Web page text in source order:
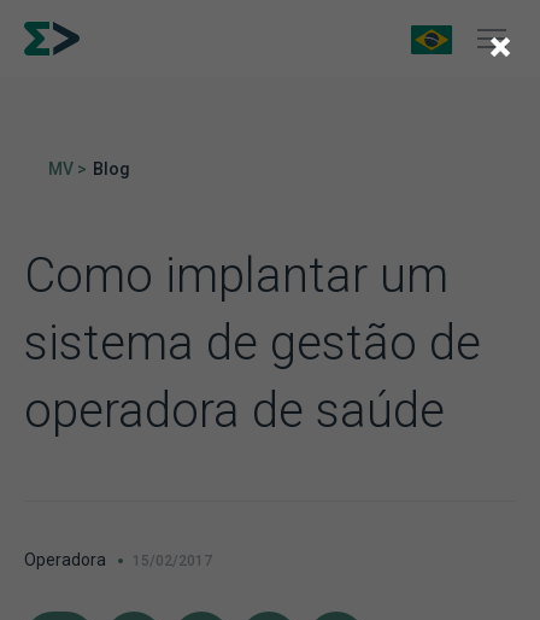
MV > Blog
Como implantar um
sistema de gestão de
operadora de saúde
Operadora 15/02/2017
×